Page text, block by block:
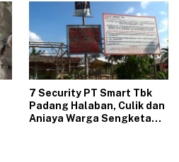
7 Security PT Smart Tbk
Padang Halaban, Culik dan
Aniaya Warga Sengketa